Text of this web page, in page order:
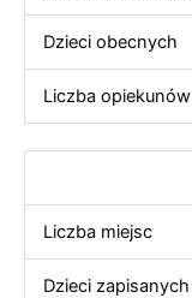
Dzieci obecnych
Liczba opiekunów
Liczba miejsc
Dzieci zapisanych